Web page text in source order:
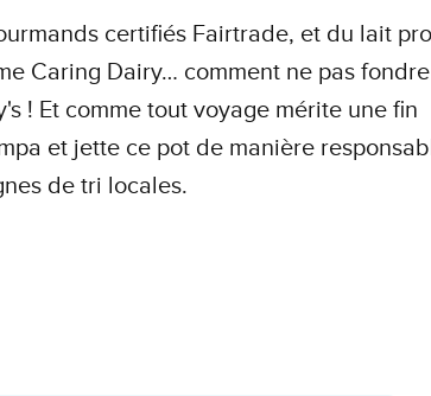
certifiés Fairtrade, et du lait
Caring Dairy… comment ne pas
! Et comme tout voyage mérite une fin
et jette ce pot de manière
de tri locales.